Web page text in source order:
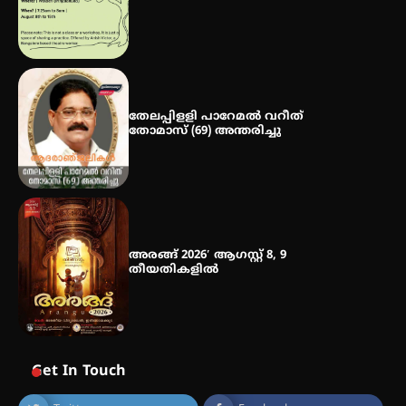
തേലപ്പിളളി പാറേമൽ വറീത്
തോമാസ് (69) അന്തരിച്ചു
അരങ്ങ് 2026′ ആഗസ്റ്റ് 8, 9
തീയതികളിൽ
Get In Touch